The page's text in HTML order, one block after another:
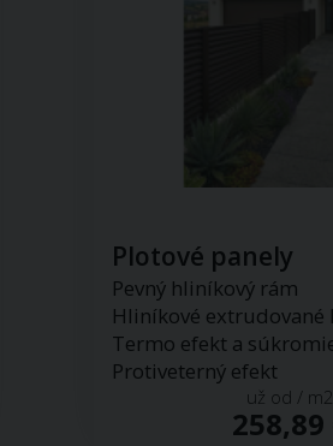
Plotové panely
Pevný hliníkový rám
Hliníkové extrudované
Termo efekt a
Protiveterný efekt
už od / m2
258,89